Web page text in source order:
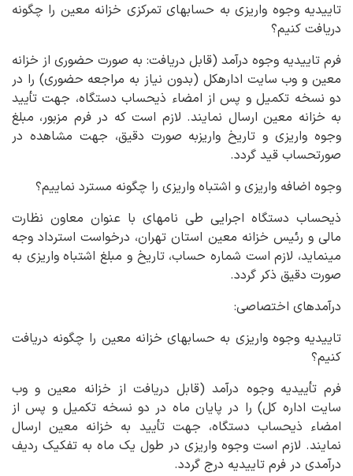
تاییدیه وجوه واریزی به حساب­های تمرکزی خزانه معین را چگونه
دریافت کنیم؟
فرم تاییدیه وجوه درآمد (قابل دریافت: به صورت حضوری از خزانه
معین و وب سایت اداره­کل (بدون نیاز به مراجعه حضوری) را در
دو نسخه تکمیل و پس از امضاء ذیحساب دستگاه، جهت تأیید
به خزانه معین ارسال نمایند. لازم است که در فرم مزبور، مبلغ
وجوه واریزی و تاریخ واریزبه صورت دقیق، جهت مشاهده در
صورتحساب قید گردد.
وجوه اضافه واریزی و اشتباه واریزی را چگونه مسترد نماییم؟
ذیحساب دستگاه اجرایی طی نامه­ای با عنوان معاون نظارت
مالی و رئیس خزانه معین استان تهران، درخواست استرداد وجه
می­نماید، لازم است شماره حساب، تاریخ و مبلغ اشتباه واریزی به
صورت دقیق ذکر گردد.
درآمدهای اختصاصی:
تاییدیه وجوه واریزی به حسابهای خزانه معین را چگونه دریافت
کنیم؟
فرم تأییدیه وجوه درآمد (قابل دریافت از خزانه معین و وب
سایت اداره کل) را در پایان ماه در دو نسخه تکمیل و پس از
امضاء ذیحساب دستگاه، جهت تأیید به خزانه معین ارسال
نمایند. لازم است وجوه واریزی در طول یک ماه به تفکیک ردیف
درآمدی در فرم تاییدیه درج گردد.